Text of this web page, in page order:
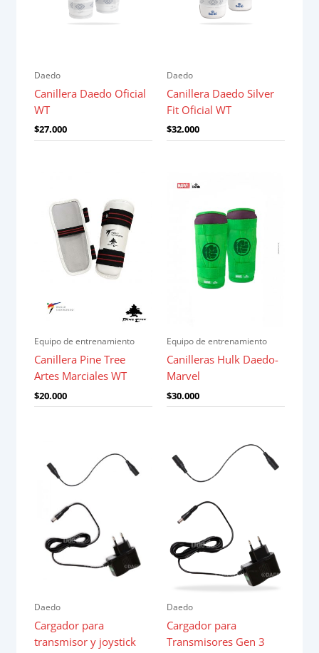
Daedo
Canillera Daedo Oficial
WT
$27.000
Daedo
Canillera Daedo Silver
Fit Oficial WT
$32.000
Equipo de entrenamiento
Canillera Pine Tree
Artes Marciales WT
$20.000
Equipo de entrenamiento
Canilleras Hulk Daedo-
Marvel
$30.000
Daedo
Cargador para
transmisor y joystick
Daedo
Cargador para
Transmisores Gen 3